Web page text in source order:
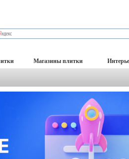
Магазины плитки